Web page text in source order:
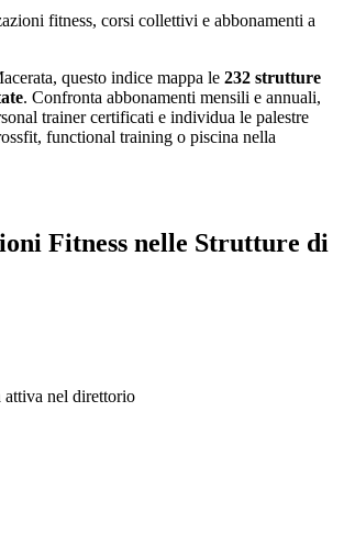
fitness, corsi collettivi e abbonamenti a
questo indice mappa le 232 strutture
. Confronta abbonamenti mensili e annuali,
trainer certificati e individua le palestre
functional training o piscina nella
Fitness nelle Strutture di
attiva nel direttorio